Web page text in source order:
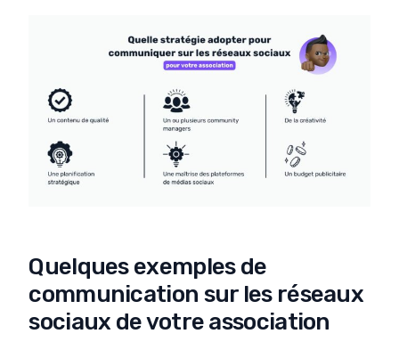
Quelques exemples de
communication sur les réseaux
sociaux de votre association